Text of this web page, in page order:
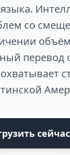
со
охватывает
сейчас